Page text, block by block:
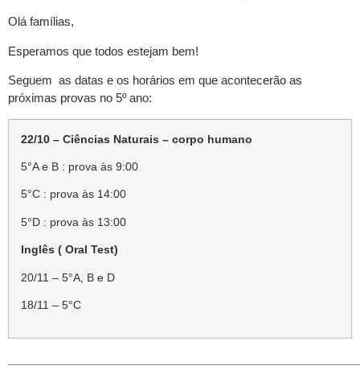
Olá famílias,
Esperamos que todos estejam bem!
Seguem as datas e os horários em que acontecerão as
próximas provas no 5º ano:
22/10 – Ciências Naturais – corpo humano
5°A e B : prova às 9:00
5°C : prova às 14:00
5°D : prova às 13:00
Inglês ( Oral Test)
20/11 – 5°A, B e D
18/11 – 5°C